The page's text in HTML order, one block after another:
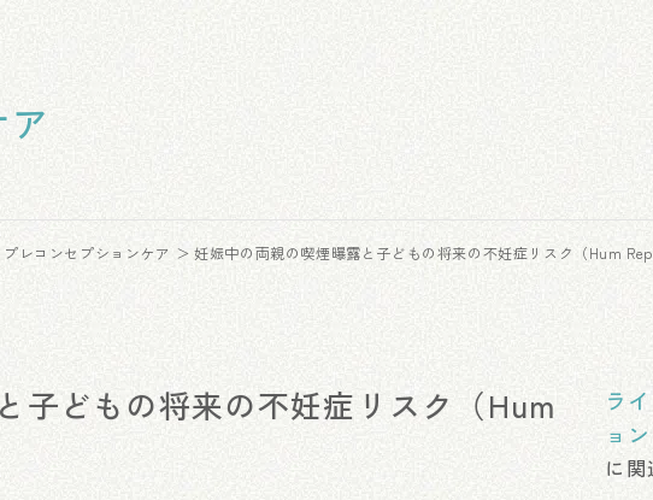
レコンセプションケア 妊娠中の両親の喫煙曝露と子どもの将来の不妊症リスク（Hum
子どもの将来の不妊症リスク（Hum
ラ
ョ
に